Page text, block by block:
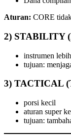
Aturan: CORE
2) STABILITY
instrumen
tujuan:
3) TACTICAL
porsi kecil
aturan super
tujuan: